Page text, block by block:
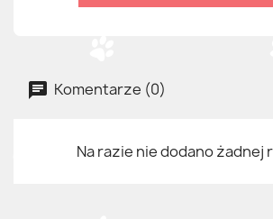
Komentarze (0)
Na razie nie dodano żadnej